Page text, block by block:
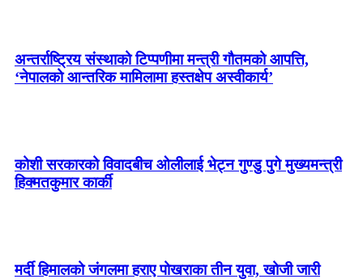
अन्तर्राष्ट्रिय संस्थाको टिप्पणीमा मन्त्री गौतमको आपत्ति,
‘नेपालको आन्तरिक मामिलामा हस्तक्षेप अस्वीकार्य’
कोशी सरकारको विवादबीच ओलीलाई भेट्न गुण्डु पुगे मुख्यमन्त्री
हिक्मतकुमार कार्की
मर्दी हिमालको जंगलमा हराए पोखराका तीन युवा, खोजी जारी